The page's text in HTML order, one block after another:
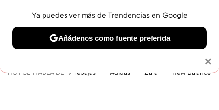
BELLEZA SHOPPING VIAJES GASTRO SNEAKERS
HOY SE HABLA DE rebajas Adidas Zara New Balance
×
Ya puedes ver más de Trendencias en Google
Añádenos como fuente preferida